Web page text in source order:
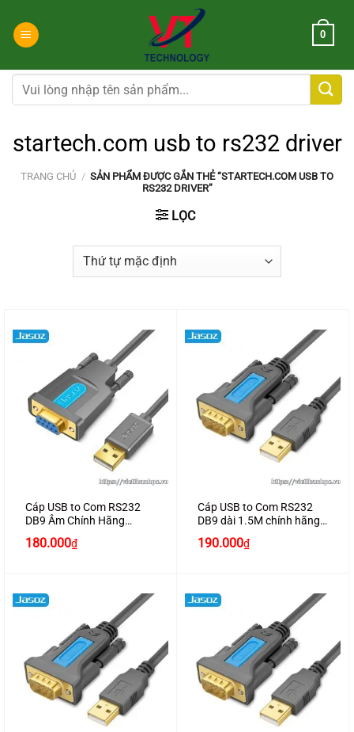
đến
dung
0
Tìm
kiếm:
startech.com usb to rs232 driver
TRANG CHỦ / SẢN PHẨM ĐƯỢC GẮN THẺ “STARTECH.COM USB TO
RS232 DRIVER”
LỌC
Cáp USB to Com RS232
DB9 Âm Chính Hãng
180.000₫
Cáp USB to Com RS232
DB9 dài 1.5M chính hãng
190.000₫